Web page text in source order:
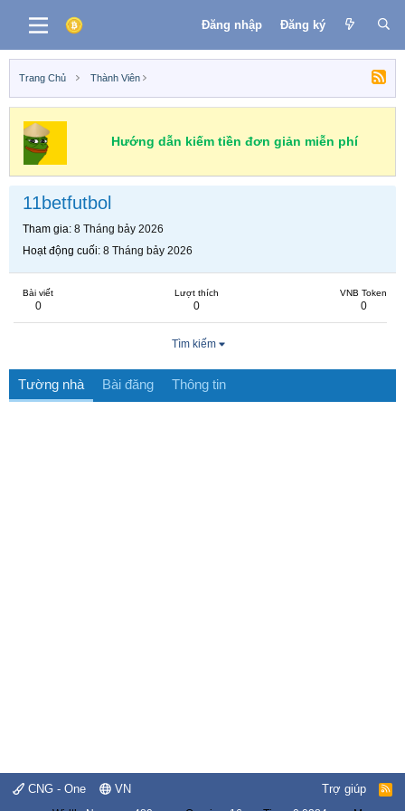
Đăng nhập Đăng ký
Trang Chủ Thành Viên
Hướng dẫn kiếm tiền đơn giản miễn phí
11betfutbol
Tham gia 8 Tháng bảy 2026
Hoạt động cuối 8 Tháng bảy 2026
Bài viết
0
Lượt thích
0
VNB Token
0
Tìm kiếm
Tường nhà Bài đăng Thông tin
CNG - One VN Trợ giúp
R